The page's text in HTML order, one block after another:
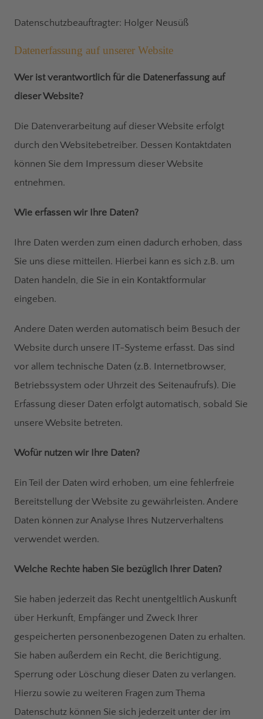
Datenschutzbeauftragter: Holger Neusüß
Datenerfassung auf unserer Website
Wer ist verantwortlich für die Datenerfassung auf
dieser Website?
Die Datenverarbeitung auf dieser Website erfolgt
durch den Websitebetreiber. Dessen Kontaktdaten
können Sie dem Impressum dieser Website
entnehmen.
Wie erfassen wir Ihre Daten?
Ihre Daten werden zum einen dadurch erhoben, dass
Sie uns diese mitteilen. Hierbei kann es sich z.B. um
Daten handeln, die Sie in ein Kontaktformular
eingeben.
Andere Daten werden automatisch beim Besuch der
Website durch unsere IT-Systeme erfasst. Das sind
vor allem technische Daten (z.B. Internetbrowser,
Betriebssystem oder Uhrzeit des Seitenaufrufs). Die
Erfassung dieser Daten erfolgt automatisch, sobald Sie
unsere Website betreten.
Wofür nutzen wir Ihre Daten?
Ein Teil der Daten wird erhoben, um eine fehlerfreie
Bereitstellung der Website zu gewährleisten. Andere
Daten können zur Analyse Ihres Nutzerverhaltens
verwendet werden.
Welche Rechte haben Sie bezüglich Ihrer Daten?
Sie haben jederzeit das Recht unentgeltlich Auskunft
über Herkunft, Empfänger und Zweck Ihrer
gespeicherten personenbezogenen Daten zu erhalten.
Sie haben außerdem ein Recht, die Berichtigung,
Sperrung oder Löschung dieser Daten zu verlangen.
Hierzu sowie zu weiteren Fragen zum Thema
Datenschutz können Sie sich jederzeit unter der im